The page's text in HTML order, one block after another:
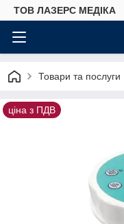
ТОВ ЛАЗЕРС МЕДІКА
Товари та послуги
ціна з ПДВ